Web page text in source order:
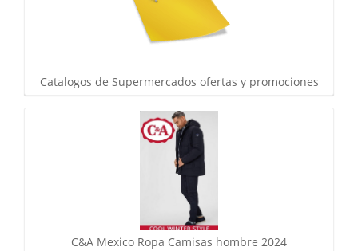
Catalogos de Supermercados ofertas y promociones
C&A Mexico Ropa Camisas hombre 2024